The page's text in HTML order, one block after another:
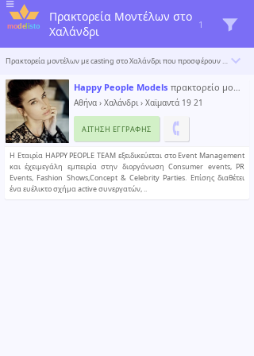
Πρακτορεία Μοντέλων στo
Χαλάνδρι
1
Πρακτορεία μοντέλων με casting στo Χαλάνδρι που προσφέρουν εργασιακές ευκαιρίες για νέα επίδοξα μοντέλα στο χώρο της μόδας. Το Modelisto δημιουργεί έναν κατάλογο με τους «σπουδαιότερους επαγγελματίες του κόσμου». Για να συμπεριληφθείτε
Happy People Models πρακτορείο μοντέλων
Αθήνα › Χαλάνδρι › Χαϊμαντά 19 21
ΑΊΤΗΣΗ ΕΓΓΡΑΦΉΣ
Η Εταιρία HAPPY PEOPLE TEAM εξειδικεύεται στο Event Management
και έχειμεγάλη εμπειρία στην διοργάνωση Consumer events, PR
Events, Fashion Shows,Concept & Celebrity Parties. Επίσης διαθέτει
ένα ευέλικτο σχήμα active συνεργατών, ..